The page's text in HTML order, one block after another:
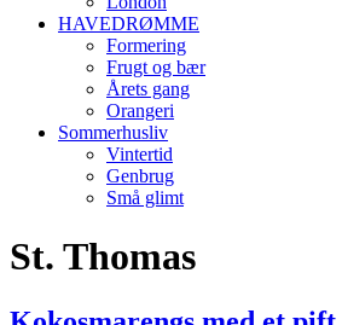
HAVEDRØMME
Formering
Frugt og bær
Årets gang
Orangeri
Sommerhusliv
Vintertid
Genbrug
Små glimt
St. Thomas